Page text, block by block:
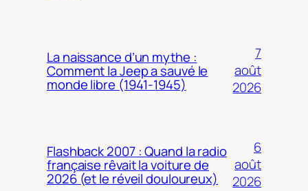
La naissance d’un mythe :
Comment la Jeep a sauvé le
monde libre (1941-1945)
7
août
2026
Flashback 2007 : Quand la radio
française rêvait la voiture de
2026 (et le réveil douloureux)
6
août
2026